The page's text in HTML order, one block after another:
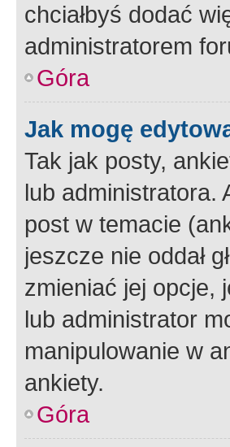
chciałbyś dodać
administratorem
Góra
Jak mogę
Tak jak posty,
lub administratora.
post w temacie
jeszcze nie oddał
zmieniać jej opcje,
lub administrator
manipulowanie w
ankiety.
Góra